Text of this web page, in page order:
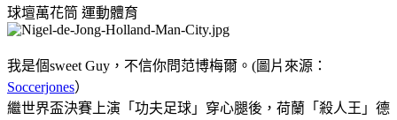
球壇萬花筒 運動體育
我是個sweet Guy，不信你問范博梅爾。(圖片來源：
Soccerjones）
繼世界盃決賽上演「功夫足球」穿心腿後，荷蘭「殺人王」德